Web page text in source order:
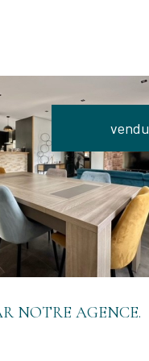
vendu
VOIR LE BIEN
NOTRE AGENCE.